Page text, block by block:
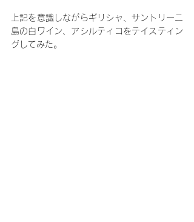
上記を意識しながらギリシャ、サントリーニ
島の白ワイン、アシルティコをテイスティン
グしてみた。